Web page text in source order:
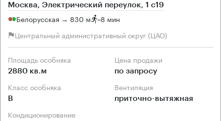
Москва, Электрический переулок, 1 с19
Белорусская → 830 м ~8 мин
Центральный административный округ (ЦАО)
Площадь особняка
2880 кв.м
Цена продажи
по запросу
Класс особняка
B
Вентиляция
приточно-вытяжная
Кондиционирование